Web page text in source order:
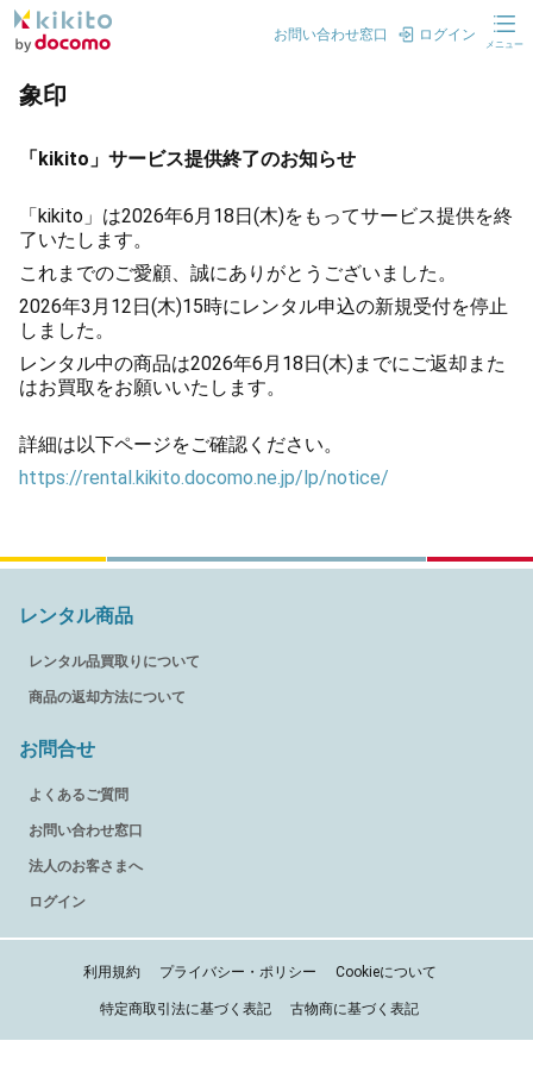
お問い合わせ窓口 ログイン
メニュー
象印
「kikito」サービス提供終了のお知らせ
「kikito」は2026年6月18日(木)をもってサービス提供を終
了いたします。
これまでのご愛顧、誠にありがとうございました。
2026年3月12日(木)15時にレンタル申込の新規受付を停止
しました。
レンタル中の商品は2026年6月18日(木)までにご返却また
はお買取をお願いいたします。
詳細は以下ページをご確認ください。
https://rental.kikito.docomo.ne.jp/lp/notice/
レンタル商品
レンタル品買取りについて
商品の返却方法について
お問合せ
よくあるご質問
お問い合わせ窓口
法人のお客さまへ
ログイン
利用規約 プライバシー・ポリシー Cookieについて
特定商取引法に基づく表記 古物商に基づく表記